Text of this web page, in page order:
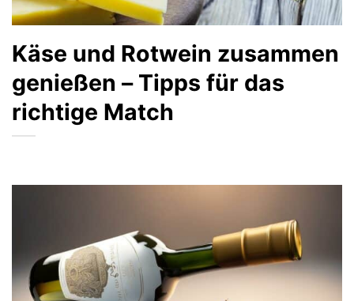
Käse und Rotwein zusammen
genießen – Tipps für das
richtige Match